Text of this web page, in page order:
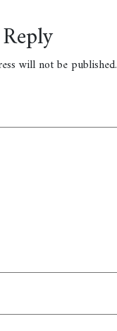
will not be published.